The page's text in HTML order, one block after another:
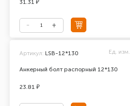
31.31 ₽
Анкерный болт распорный 12*130
Артикул: LSB-12*130 Ед. изм.
23.81 ₽